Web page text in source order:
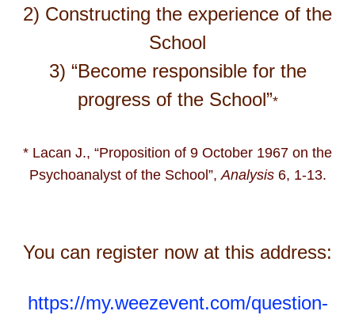
2) Constructing the experience of the
School
3) “Become responsiblefor the
progress of the School”*
* Lacan J., “Proposition of 9 October 1967 on the
Psychoanalyst of the School ”,Analysis 6, 1-13.
You can register now at this address:
https://my.weezevent.com/question-